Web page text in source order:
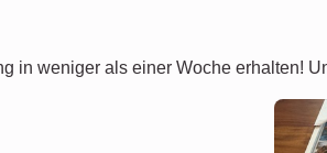
in weniger als einer Woche erhalten!